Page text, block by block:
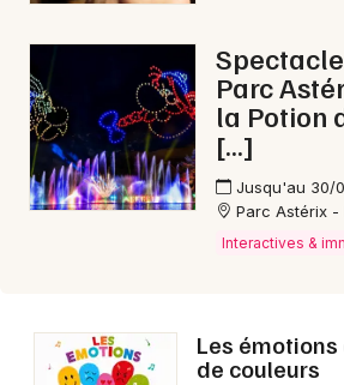
Magazine à Dijon
21 - Côte d'Or
Choisir mes départements
Parc
la Potion
[…]
Jusqu'au 30/
Parc Astérix -
Interactives &
Les
de couleurs